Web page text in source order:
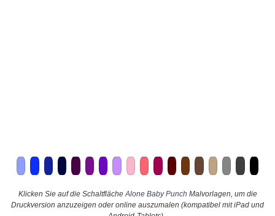
Klicken Sie auf die SchaltflächeAlone Baby Punch Malvorlagen, um die
Druckversion anzuzeigen oder online auszumalen (kompatibel mit iPad und